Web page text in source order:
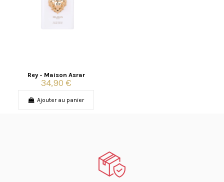
Rey - Maison Asrar
34,90 €
Ajouter au panier